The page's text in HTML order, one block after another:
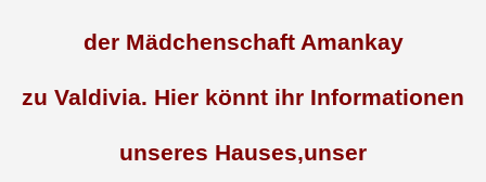
der Mädchenschaft Amankay
zu Valdivia. Hier könnt ihr Informationen
unseres Hauses,unser